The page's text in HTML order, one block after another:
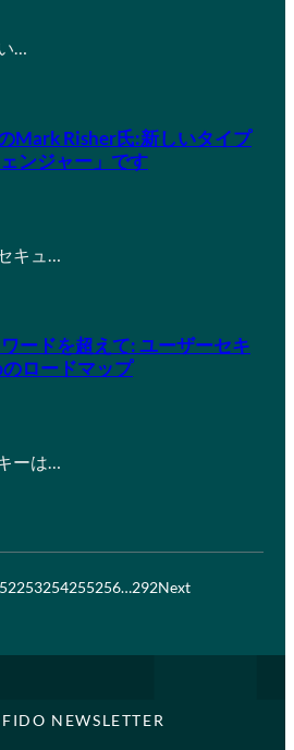
…
Mark Risher氏:新しいタイプ
ンジャー」です
キュ…
ードを超えて: ユーザーセキ
ロードマップ
ーは…
253254255256…292Next
NEWSLETTER